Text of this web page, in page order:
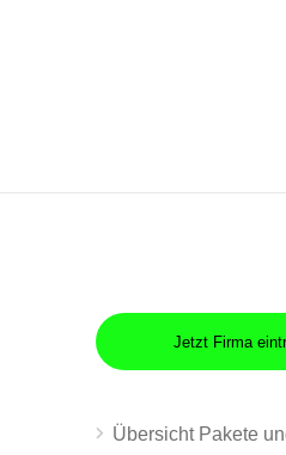
Jetzt Firma
Übersicht Pakete